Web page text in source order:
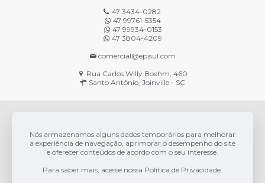
47 3434-0282
47 99761-5354
47 99934-0153
47 3804-4209
comercial@episul.com
Rua Carlos Willy Boehm, 460
Santo Antônio, Joinville - SC
Nós armazenamos alguns dados temporários para melhorar
a experiência de navegação, aprimorar o desempenho do site
e oferecer conteúdos de acordo com o seu interesse.
Para saber mais, acesse nossa Política de Privacidade.